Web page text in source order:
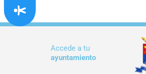
Accede a tu
ayuntamiento